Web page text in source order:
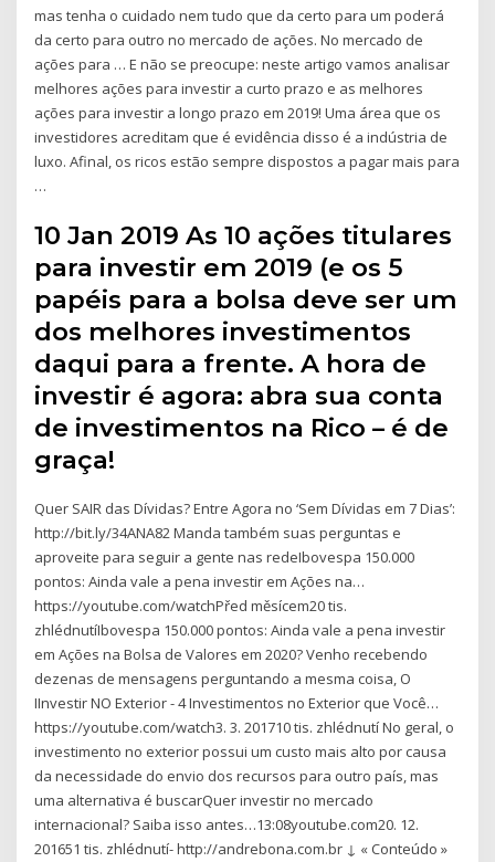
mas tenha o cuidado nem tudo que da certo para um poderá
da certo para outro no mercado de ações. No mercado de
ações para … E não se preocupe: neste artigo vamos analisar
melhores ações para investir a curto prazo e as melhores
ações para investir a longo prazo em 2019! Uma área que os
investidores acreditam que é evidência disso é a indústria de
luxo. Afinal, os ricos estão sempre dispostos a pagar mais para
…
10 Jan 2019 As 10 ações titulares
para investir em 2019 (e os 5
papéis para a bolsa deve ser um
dos melhores investimentos
daqui para a frente. A hora de
investir é agora: abra sua conta
de investimentos na Rico – é de
graça!
Quer SAIR das Dívidas? Entre Agora no ‘Sem Dívidas em 7 Dias’:
http://bit.ly/34ANA82 Manda também suas perguntas e
aproveite para seguir a gente nas redeIbovespa 150.000
pontos: Ainda vale a pena investir em Ações na…
https://youtube.com/watchPřed měsícem20 tis.
zhlédnutíIbovespa 150.000 pontos: Ainda vale a pena investir
em Ações na Bolsa de Valores em 2020? Venho recebendo
dezenas de mensagens perguntando a mesma coisa, O
IInvestir NO Exterior - 4 Investimentos no Exterior que Você…
https://youtube.com/watch3. 3. 201710 tis. zhlédnutí No geral, o
investimento no exterior possui um custo mais alto por causa
da necessidade do envio dos recursos para outro país, mas
uma alternativa é buscarQuer investir no mercado
internacional? Saiba isso antes…13:08youtube.com20. 12.
201651 tis. zhlédnutí- http://andrebona.com.br ↓ « Conteúdo »